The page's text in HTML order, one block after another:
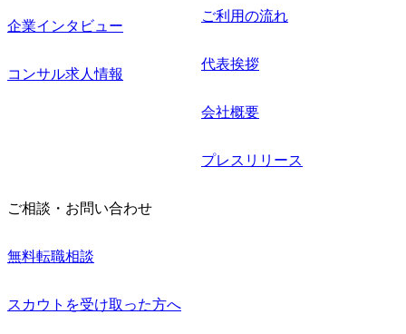
企業インタビュー
コンサル求人情報
ご利用の流れ
代表挨拶
会社概要
プレスリリース
ご相談・お問い合わせ
無料転職相談
スカウトを受け取った方へ